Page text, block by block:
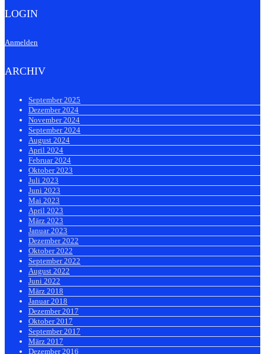
LOGIN
Anmelden
ARCHIV
September 2025
Dezember 2024
November 2024
September 2024
August 2024
April 2024
Februar 2024
Oktober 2023
Juli 2023
Juni 2023
Mai 2023
April 2023
März 2023
Januar 2023
Dezember 2022
Oktober 2022
September 2022
August 2022
Juni 2022
März 2018
Januar 2018
Dezember 2017
Oktober 2017
September 2017
März 2017
Dezember 2016